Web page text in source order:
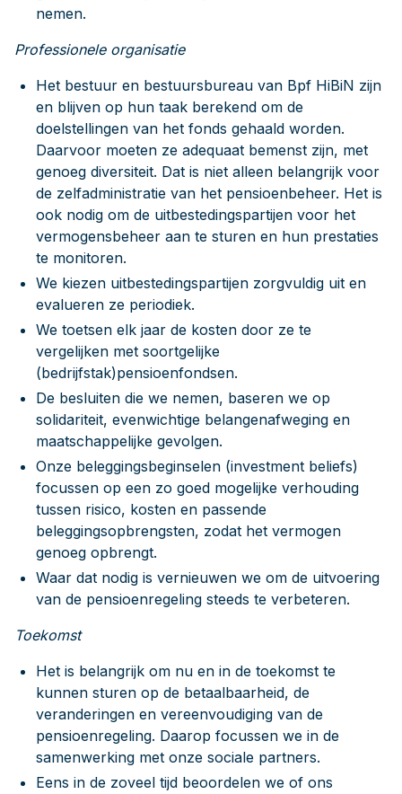
nemen.
Professionele organisatie
Het bestuur en bestuursbureau van Bpf HiBiN zijn
en blijven op hun taak berekend om de
doelstellingen van het fonds gehaald worden.
Daarvoor moeten ze adequaat bemenst zijn, met
genoeg diversiteit. Dat is niet alleen belangrijk voor
de zelfadministratie van het pensioenbeheer. Het is
ook nodig om de uitbestedingspartijen voor het
vermogensbeheer aan te sturen en hun prestaties
te monitoren.
We kiezen uitbestedingspartijen zorgvuldig uit en
evalueren ze periodiek.
We toetsen elk jaar de kosten door ze te
vergelijken met soortgelijke
(bedrijfstak)pensioenfondsen.
De besluiten die we nemen, baseren we op
solidariteit, evenwichtige belangenafweging en
maatschappelijke gevolgen.
Onze beleggingsbeginselen (investment beliefs)
focussen op een zo goed mogelijke verhouding
tussen risico, kosten en passende
beleggingsopbrengsten, zodat het vermogen
genoeg opbrengt.
Waar dat nodig is vernieuwen we om de uitvoering
van de pensioenregeling steeds te verbeteren.
Toekomst
Het is belangrijk om nu en in de toekomst te
kunnen sturen op de betaalbaarheid, de
veranderingen en vereenvoudiging van de
pensioenregeling. Daarop focussen we in de
samenwerking met onze sociale partners.
Eens in de zoveel tijd beoordelen we of ons